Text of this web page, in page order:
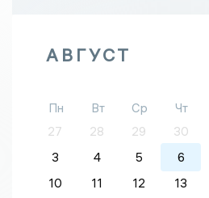
АВГУСТ
Пн Вт Ср Чт
27
28 29 30
3
4 5 6
10
11 12 13